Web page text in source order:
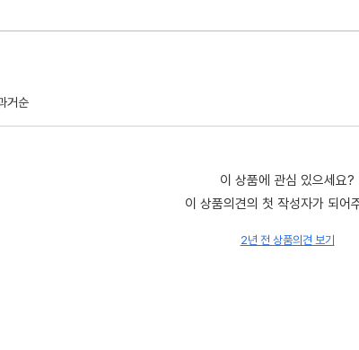
거순
이 상품에 관심 있으세요?
이 상품의견의 첫 작성자가 되어
2년 전 상품의견 보기